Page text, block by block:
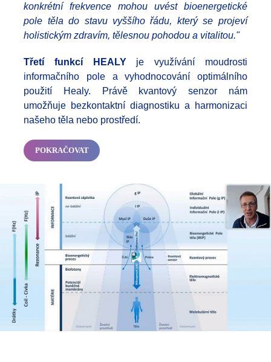
konkrétní frekvence mohou uvést bioenergetické
pole těla do stavu vyššího řádu, který se projeví
holistickým zdravím, tělesnou pohodou a vitalitou."
Třetí funkcí HEALY je využívání moudrosti
informačního pole a vyhodnocování optimálního
použití Healy. Právě kvantový senzor nám
umožňuje bezkontaktní diagnostiku a harmonizaci
našeho těla nebo prostředí.
POKRAČOVAT